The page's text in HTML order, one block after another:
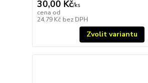
30,00 Kč/ks
cena od
24,79 Kč bez DPH
Zvolit variantu